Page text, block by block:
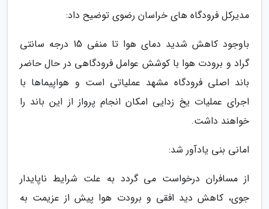
مدیرکل فرودگاه های خراسان رضوی توضیح داد:
باوجود کاهش شدید دمای هوا تا منفی 15 درجه سانتی
گراد و برودت هوا با کوشش عوامل فرودگاهی در حال حاضر
باند اصلی فرودگاه مشهد عملیاتی است و هواپیماها با
اجرای عملیات یخ زدایی امکان انجام پرواز از این باند را
خواهند داشت.
امانی بنی یادآور شد:
از مسافران درخواست می گردد به علت شرایط ناپایدار
جوی، کاهش دید افقی و برودت هوا پیش از عزیمت به